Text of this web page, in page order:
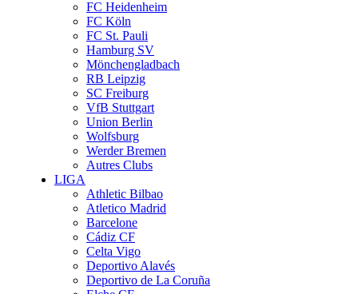
FC Heidenheim
FC Köln
FC St. Pauli
Hamburg SV
Mönchengladbach
RB Leipzig
SC Freiburg
VfB Stuttgart
Union Berlin
Wolfsburg
Werder Bremen
Autres Clubs
LIGA
Athletic Bilbao
Atletico Madrid
Barcelone
Cádiz CF
Celta Vigo
Deportivo Alavés
Deportivo de La Coruña